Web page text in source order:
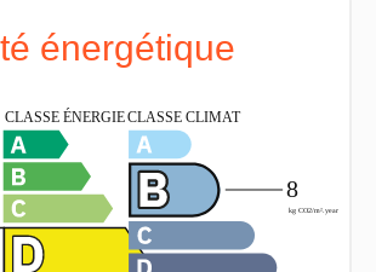
énergétique